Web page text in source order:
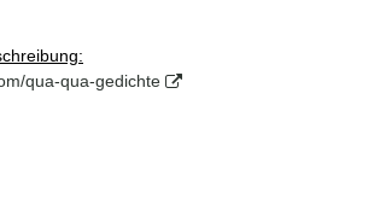
qua-qua-gedichte